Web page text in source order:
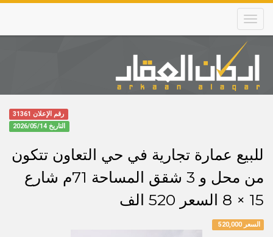
Skip
main
content
Main
navigation
رقم الإعلان 31361
التاريخ 2026/05/14
للبيع عمارة تجارية في حي التعاون تتكون
من محل و 3 شقق المساحة 71م شارع
15 × 8 السعر 520 الف
السعر 520,000